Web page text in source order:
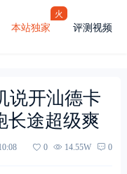
本站独家
火
评测视频
说开汕德卡
长途超级爽
0 14.55W 0